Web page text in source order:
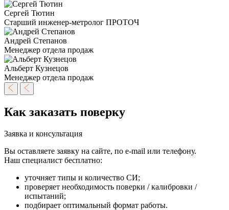
Сергей Тютин
Старший инженер-метролог ПРОТОЧ
Андрей Степанов
Менеджер отдела продаж
Альберт Кузнецов
Менеджер отдела продаж
Как заказать поверку
Заявка и консультация
Вы оставляете заявку на сайте, по e-mail или телефону.
Наш специалист бесплатно:
уточняет типы и количество СИ;
проверяет необходимость поверки / калибровки /
испытаний;
подбирает оптимальный формат работы.